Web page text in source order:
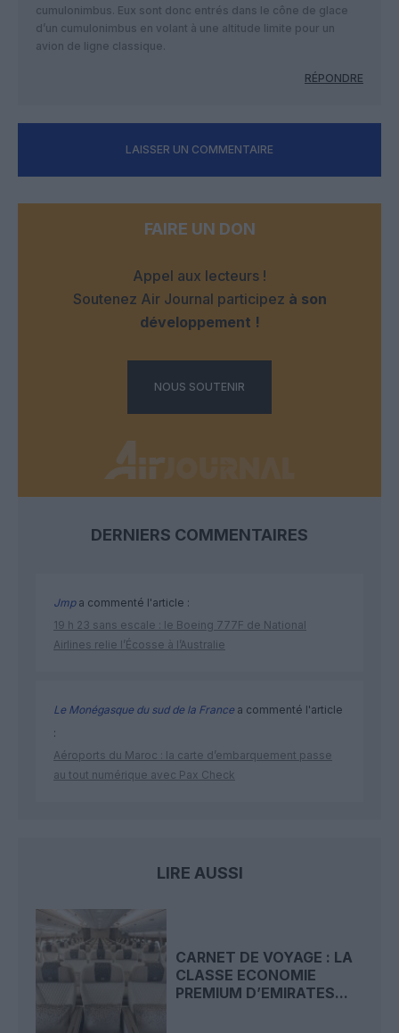
cumulonimbus. Eux sont donc entrés dans le cône de glace
d’un cumulonimbus en volant à une altitude limite pour un
avion de ligne classique.
RÉPONDRE
LAISSER UN COMMENTAIRE
FAIRE UN DON
Appel aux lecteurs !
Soutenez Air Journal participez à son
développement !
NOUS SOUTENIR
DERNIERS COMMENTAIRES
Jmpa commenté l'article :
19 h 23 sans escale : le Boeing 777F de National
Airlines relie l’Écosse à l’Australie
Le Monégasque du sud de la Francea commenté l'article
:
Aéroports du Maroc : la carte d’embarquement passe
au tout numérique avec Pax Check
LIRE AUSSI
CARNET DE VOYAGE : LA
CLASSE ECONOMIE
PREMIUM D’EMIRATES...